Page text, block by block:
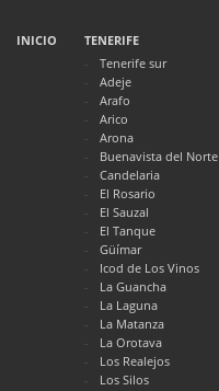
INICIO
TENERIFE
Tenerife sur
Adeje
Arafo
Arico
Arona
Buenavista del Norte
Candelaria
El Rosario
El Sauzal
El Tanque
Güímar
Icod de Los Vinos
La Guancha
La Laguna
La Matanza
La Orotava
Los Realejos
Los Silos